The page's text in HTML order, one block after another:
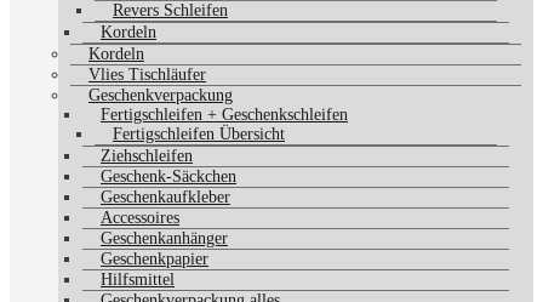
Revers Schleifen
Kordeln
Kordeln
Vlies Tischläufer
Geschenkverpackung
Fertigschleifen + Geschenkschleifen
Fertigschleifen Übersicht
Ziehschleifen
Geschenk-Säckchen
Geschenkaufkleber
Accessoires
Geschenkanhänger
Geschenkpapier
Hilfsmittel